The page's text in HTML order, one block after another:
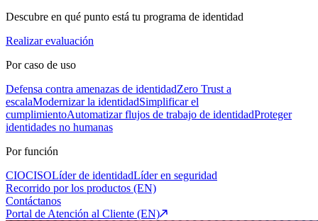
Descubre en qué punto está tu programa de identidad
Realizar evaluación
Por caso de uso
Defensa contra amenazas de identidadZero Trust a
escalaModernizar la identidadSimplificar el
cumplimientoAutomatizar flujos de trabajo de identidadProteger
identidades no humanas
Por función
CIOCISOLíder de identidadLíder en seguridad
Recorrido por los productos (EN)
Contáctanos
Portal de Atención al Cliente (EN)